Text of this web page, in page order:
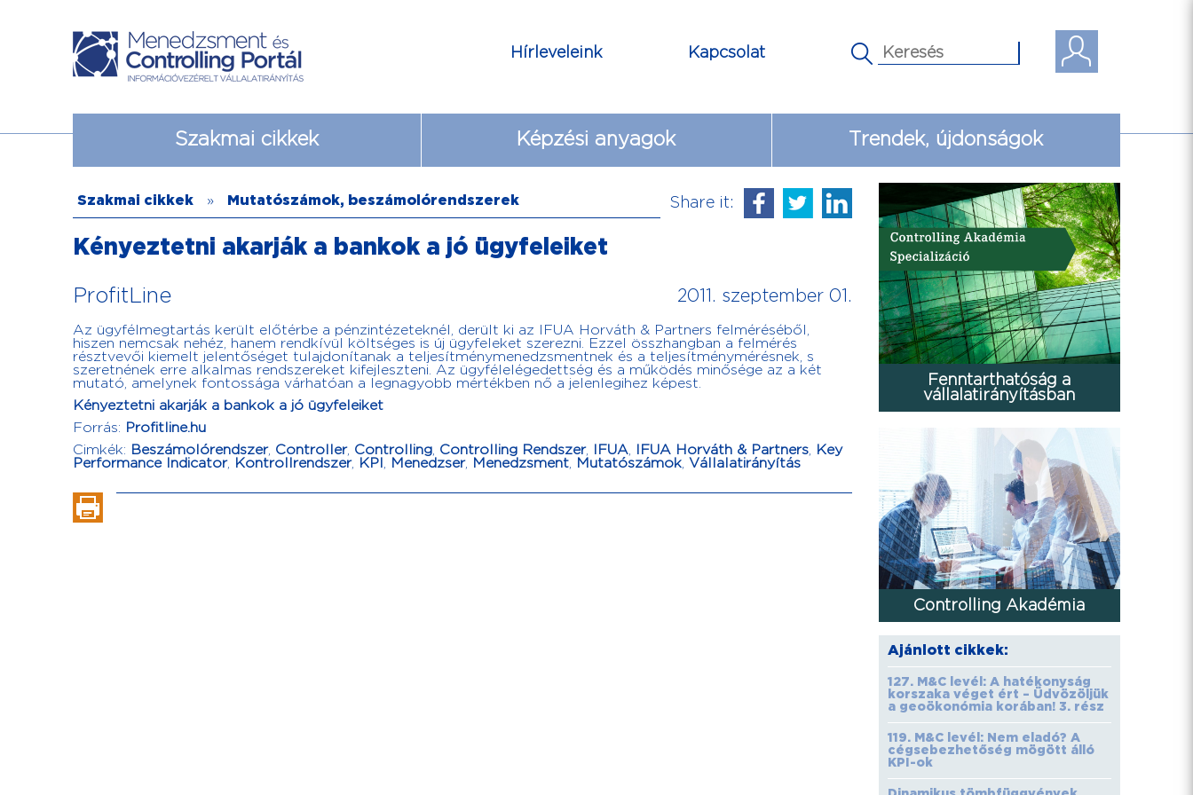
Kapcsolat
Hírleveleink
Szakmai cikkek Képzési anyagok Trendek, újdonságok
Szakmai cikkek » Mutatószámok, beszámolórendszerek Share it:
Kényeztetni akarják a bankok a jó ügyfeleiket
ProfitLine 2011. szeptember 01.
Az ügyfélmegtartás került előtérbe a pénzintézeteknél, derült ki az IFUA Horváth & Partners felméréséből,
hiszen nemcsak nehéz, hanem rendkívül költséges is új ügyfeleket szerezni. Ezzel összhangban a felmérés
résztvevői kiemelt jelentőséget tulajdonítanak a teljesítménymenedzsmentnek és a teljesítménymérésnek, s
szeretnének erre alkalmas rendszereket kifejleszteni. Az ügyfélelégedettség és a működés minősége az a két
mutató, amelynek fontossága várhatóan a legnagyobb mértékben nő a jelenlegihez képest.
Kényeztetni akarják a bankok a jó ügyfeleiket
Forrás: Profitline.hu
Cimkék: Beszámolórendszer, Controller, Controlling, Controlling Rendszer, IFUA, IFUA Horváth & Partners, Key
Performance Indicator, Kontrollrendszer, KPI , Menedzser, Menedzsment, Mutatószámok, Vállalatirányítás
Fenntarthatóság a
vállalatirányításban
Controlling Akadémia
Ajánlott cikkek:
127. M&C levél: A hatékonyság
korszaka véget ért – Üdvözöljük
a geoökonómia korában! 3. rész
119. M&C levél: Nem eladó? A
cégsebezhetőség mögött álló
KPI-ok